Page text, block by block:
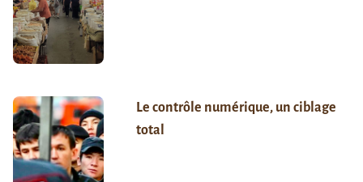
Le contrôle numérique, un ciblage
total